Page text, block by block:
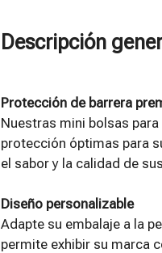
Descripción
Protección de barrera
Nuestras mini bolsas
protección óptimas para
el sabor y la calidad de
Diseño personalizable
Adapte su embalaje a la
permite exhibir su marca